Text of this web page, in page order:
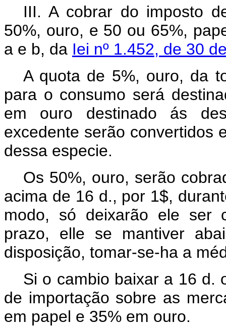
III. A cobrar do imposto
50%, ouro, e 50 ou 65%,
a e b, da Iei nº 1.452, de 30
A quota de 5%, ouro, da
para o consumo será
em ouro destinado ás
excedente serão convertidos
dessa especie.
Os 50%, ouro, serão
acima de 16 d., por 1$,
modo, só deixarão ele ser
prazo, elle se mantiver
disposição, tomar-se-ha a
Si o cambio baixar a 16 d.
de importação sobre as
em papel e 35% em ouro.